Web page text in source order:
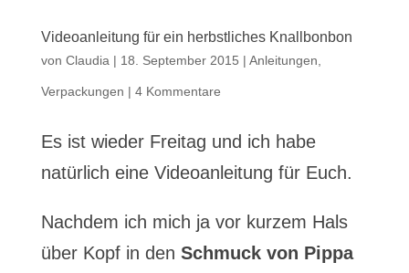
Videoanleitung für ein herbstliches Knallbonbon
von Claudia | 18. September 2015 | Anleitungen
Verpackungen | 4 Kommentare
Es ist wieder Freitag und ich habe
natürlich eine Videoanleitung für Euch.
Nachdem ich mich ja vor kurzem Hals
über Kopf in den Schmuck von Pippa